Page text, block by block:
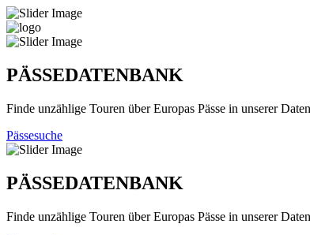
PÄSSEDATENBANK
Finde unzählige Touren über Europas Pässe in unserer
Pässesuche
PÄSSEDATENBANK
Finde unzählige Touren über Europas Pässe in unserer